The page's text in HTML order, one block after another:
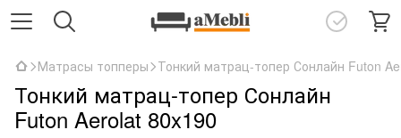
Матрасы топперы Тонкий матрац-топер Сонлайн Futon
Тонкий матрац-топер Сонлайн
Futon Aerolat 80x190